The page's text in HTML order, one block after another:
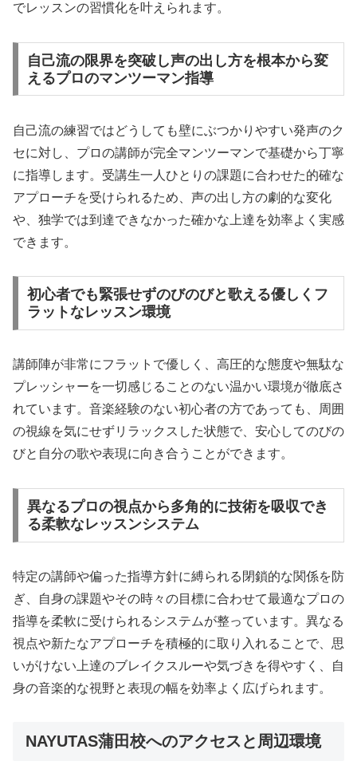
でレッスンの習慣化を叶えられます。
自己流の限界を突破し声の出し方を根本から変
えるプロのマンツーマン指導
自己流の練習ではどうしても壁にぶつかりやすい発声のク
セに対し、プロの講師が完全マンツーマンで基礎から丁寧
に指導します。受講生一人ひとりの課題に合わせた的確な
アプローチを受けられるため、声の出し方の劇的な変化
や、独学では到達できなかった確かな上達を効率よく実感
できます。
初心者でも緊張せずのびのびと歌える優しくフ
ラットなレッスン環境
講師陣が非常にフラットで優しく、高圧的な態度や無駄な
プレッシャーを一切感じることのない温かい環境が徹底さ
れています。音楽経験のない初心者の方であっても、周囲
の視線を気にせずリラックスした状態で、安心してのびの
びと自分の歌や表現に向き合うことができます。
異なるプロの視点から多角的に技術を吸収でき
る柔軟なレッスンシステム
特定の講師や偏った指導方針に縛られる閉鎖的な関係を防
ぎ、自身の課題やその時々の目標に合わせて最適なプロの
指導を柔軟に受けられるシステムが整っています。異なる
視点や新たなアプローチを積極的に取り入れることで、思
いがけない上達のブレイクスルーや気づきを得やすく、自
身の音楽的な視野と表現の幅を効率よく広げられます。
NAYUTAS蒲田校へのアクセスと周辺環境